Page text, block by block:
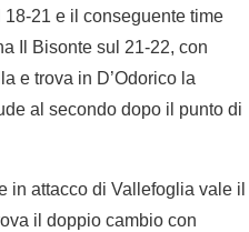
21 e il conseguente time
Il Bisonte sul 21-22, con
e trova in D’Odorico la
al secondo dopo il punto di
in attacco di Vallefoglia vale il
il doppio cambio con